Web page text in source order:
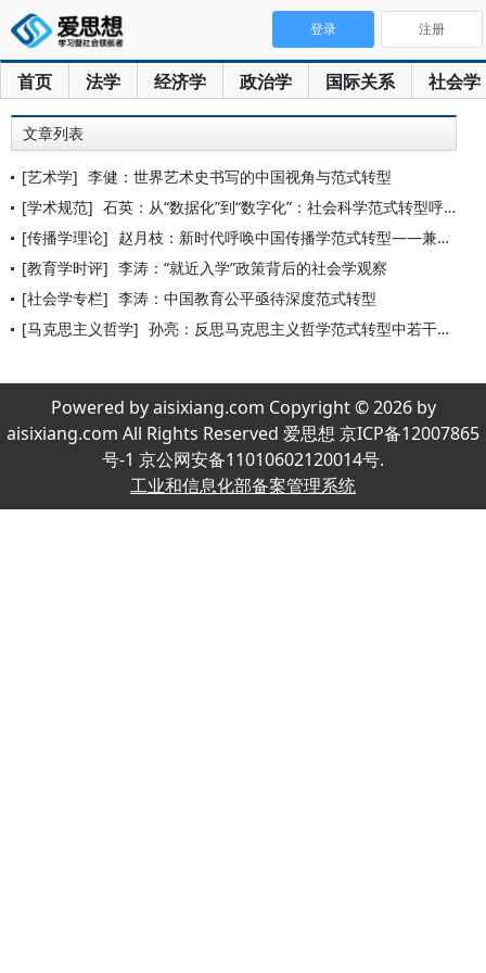
首页 法学 经济学 政治学 国际关系 社会学
登录 注册
文章列表
[艺术学] 李健：世界艺术史书写的中国视角与范式转型
[学术规范] 石英：从“数据化”到“数字化”：社会科学范式转型呼唤人文价值
[传播学理论] 赵月枝：新时代呼唤中国传播学范式转型——兼谈斯迈思的开创性贡
[教育学时评] 李涛：“就近入学”政策背后的社会学观察
[社会学专栏] 李涛：中国教育公平亟待深度范式转型
[马克思主义哲学] 孙亮：反思马克思主义哲学范式转型中若干问题
Powered by aisixiang.com Copyright © 2026 by
aisixiang.com All Rights Reserved 爱思想 京ICP备12007865
号-1 京公网安备11010602120014号.
工业和信息化部备案管理系统